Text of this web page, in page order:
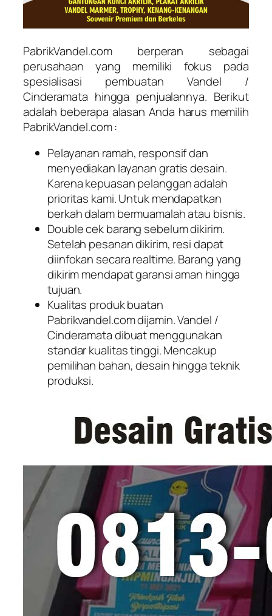
PabrikVandel.com berperan sebagai
perusahaan yang memiliki fokus pada
spesialisasi pembuatan Vandel /
Cinderamata hingga penjualannya. Berikut
adalah beberapa alasan Anda harus memilih
PabrikVandel.com :
Pelayanan ramah, responsif dan
menyediakan layanan gratis desain.
Karena kepuasan pelanggan adalah
prioritas kami. Untuk mendapatkan
berkah dalam bermuamalah atau bisnis.
Double cek barang sebelum dikirim.
Setelah pesanan dikirim, resi dapat
diinfokan secara realtime. Barang yang
dikirim mendapat garansi aman hingga
tujuan.
Kualitas produk buatan
Pabrikvandel.com dijamin. Vandel /
Cinderamata dibuat menggunakan
standar kualitas tinggi. Mencakup
pemilihan bahan, desain hingga teknik
produksi.